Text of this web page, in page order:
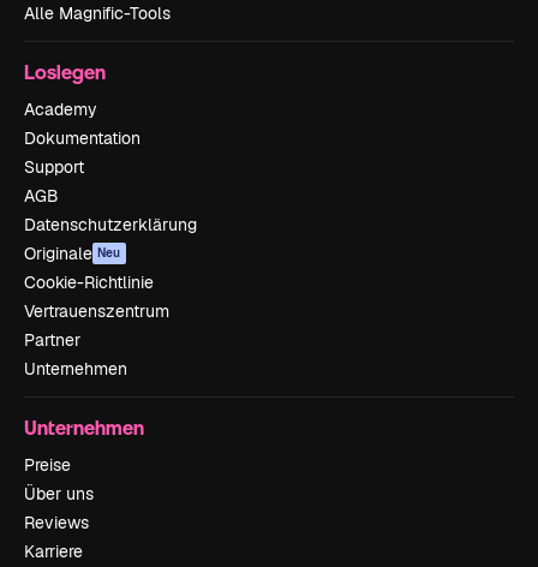
Alle Magnific-Tools
Loslegen
Academy
Dokumentation
Support
AGB
Datenschutzerklärung
Originale Neu
Cookie-Richtlinie
Vertrauenszentrum
Partner
Unternehmen
Unternehmen
Preise
Über uns
Reviews
Karriere